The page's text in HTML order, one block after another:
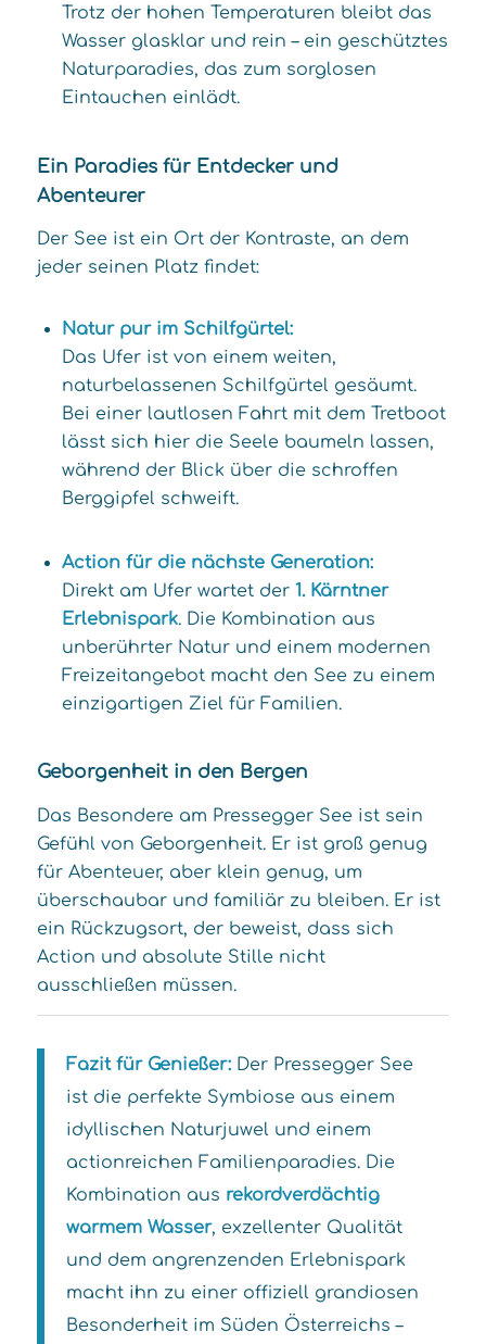
Trotz der hohen Temperaturen bleibt das
Wasser glasklar und rein – ein geschütztes
Naturparadies, das zum sorglosen
Eintauchen einlädt.
Ein Paradies für Entdecker und
Abenteurer
Der See ist ein Ort der Kontraste, an dem
jeder seinen Platz findet:
Natur pur im Schilfgürtel:
Das Ufer ist von einem weiten,
naturbelassenen Schilfgürtel gesäumt.
Bei einer lautlosen Fahrt mit dem Tretboot
lässt sich hier die Seele baumeln lassen,
während der Blick über die schroffen
Berggipfel schweift.
Action für die nächste Generation:
Direkt am Ufer wartet der 1. Kärntner
Erlebnispark. Die Kombination aus
unberührter Natur und einem modernen
Freizeitangebot macht den See zu einem
einzigartigen Ziel für Familien.
Geborgenheit in den Bergen
Das Besondere am Pressegger See ist sein
Gefühl von Geborgenheit. Er ist groß genug
für Abenteuer, aber klein genug, um
überschaubar und familiär zu bleiben. Er ist
ein Rückzugsort, der beweist, dass sich
Action und absolute Stille nicht
ausschließen müssen.
Fazit für Genießer:Der Pressegger See
ist die perfekte Symbiose aus einem
idyllischen Naturjuwel und einem
actionreichen Familienparadies. Die
Kombination aus rekordverdächtig
warmem Wasser, exzellenter Qualität
und dem angrenzenden Erlebnispark
macht ihn zu einer offiziell grandiosen
Besonderheit im Süden Österreichs –